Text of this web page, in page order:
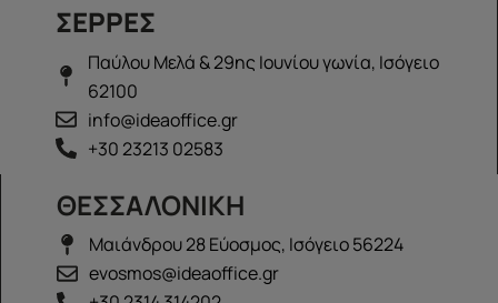
ΣΕΡΡΕΣ
Παύλου Μελά & 29ης Ιουνίου γωνία, Ισόγειο
62100
info@ideaoffice.gr
+30 23213 02583
ΘΕΣΣΑΛΟΝΙΚΗ
Μαιάνδρου 28 Εύοσμος, Ισόγειο 56224
evosmos@ideaoffice.gr